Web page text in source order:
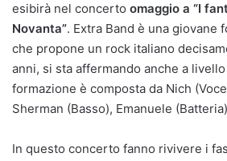
esibirà nel concerto omaggio a “I
Novanta”. Extra Band è una giovane
che propone un rock italiano
anni, si sta affermando anche a
formazione è composta da Nich
Sherman (Basso), Emanuele
In questo concerto fanno rivivere i